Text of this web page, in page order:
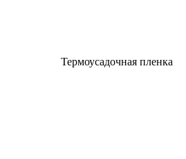
Термоусадочная пленка